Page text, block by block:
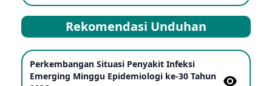
Kasus Dicurigai Penyakit virus Nipah di Kerala, India
12 Jun 2026
25 May 2026
Rekomendasi Unduhan
Perkembangan Situasi Penyakit Infeksi
Emerging Minggu Epidemiologi ke-30 Tahun